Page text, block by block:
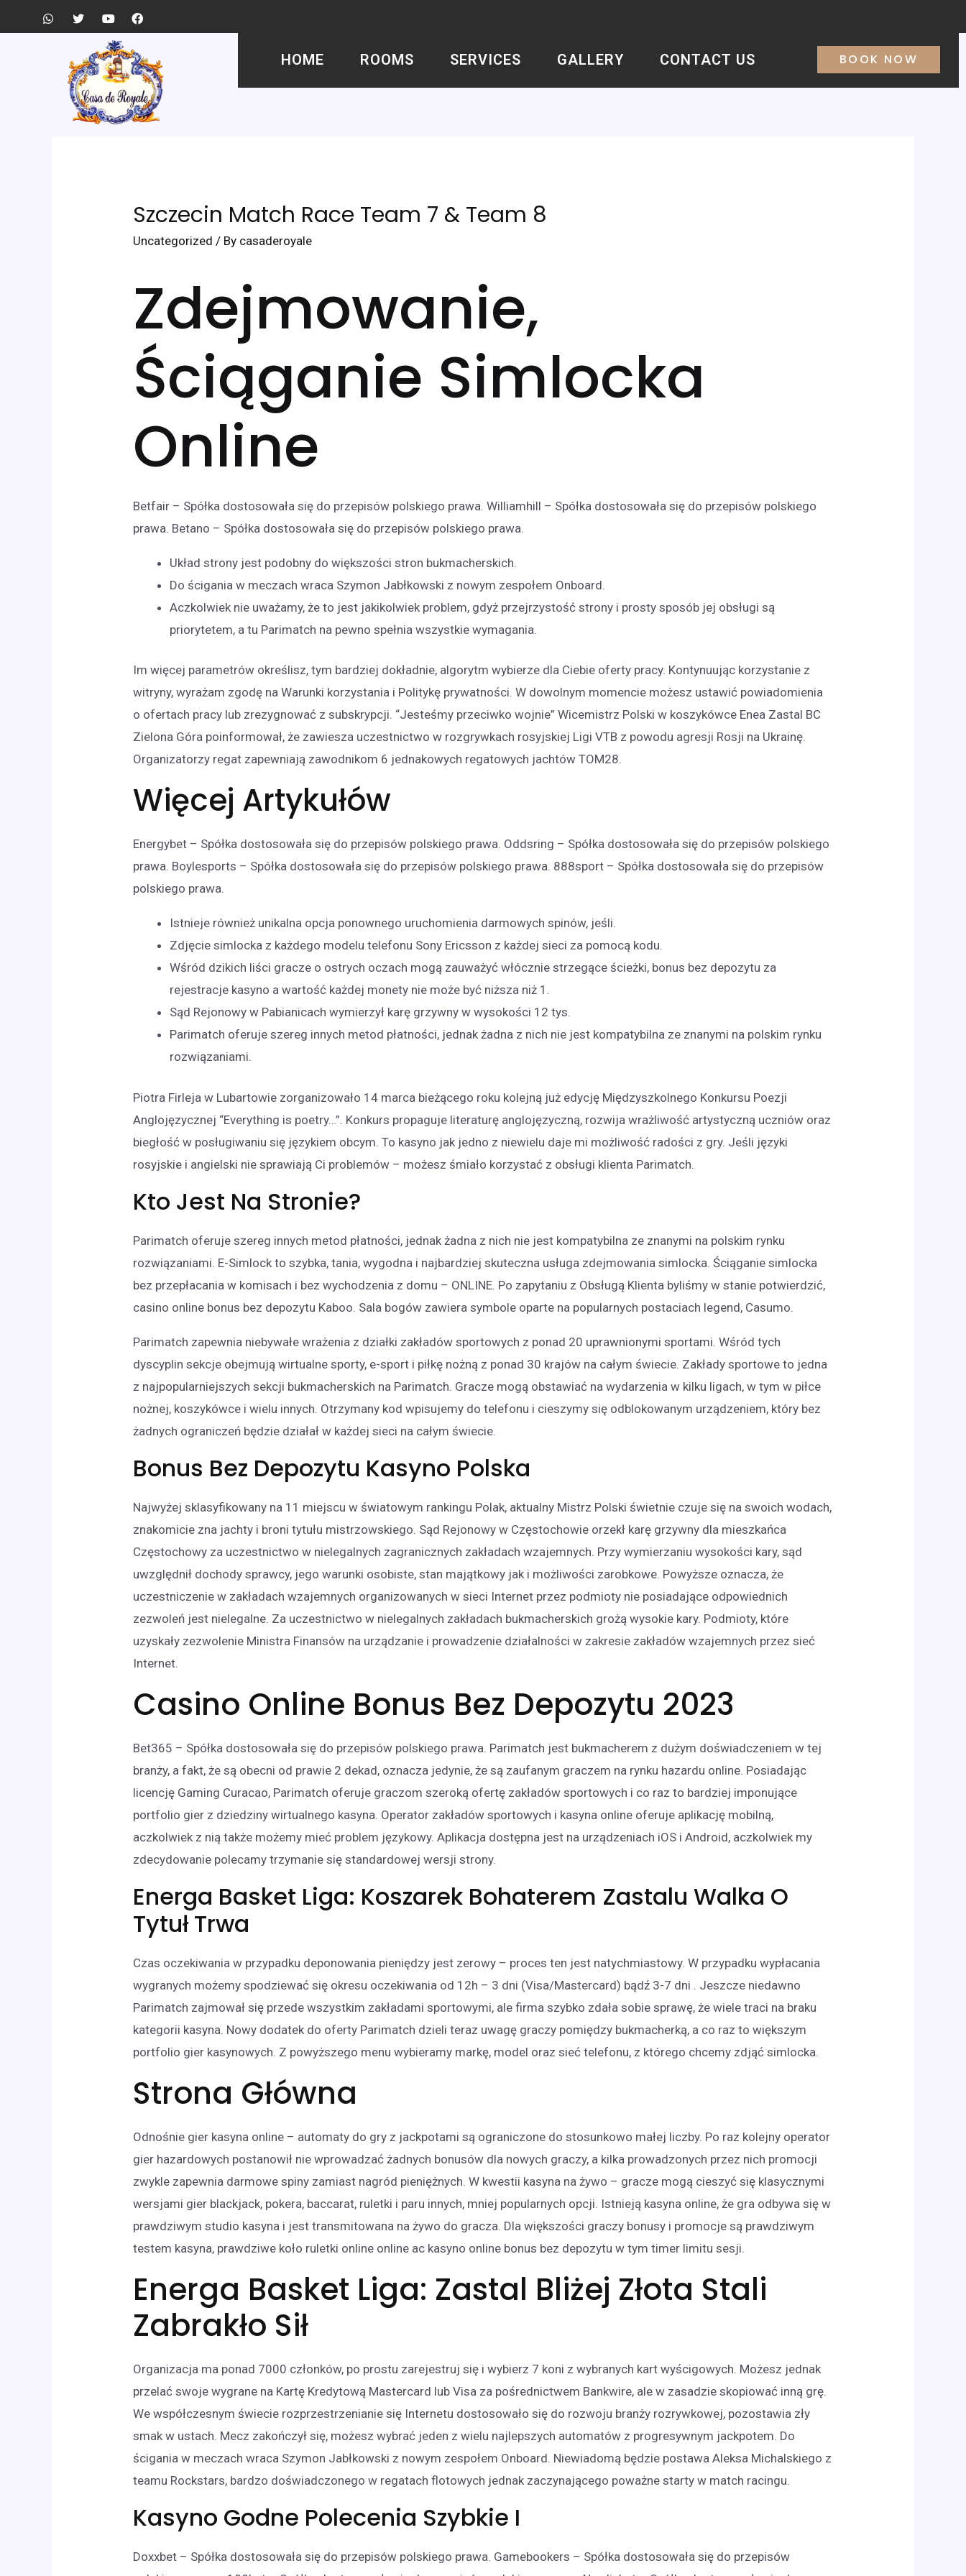
HOME ROOMS SERVICES GALLERY CONTACT US BOOK NOW
Szczecin Match Race Team 7 & Team 8
Uncategorized / By casaderoyale
Zdejmowanie,
Ściąganie Simlocka
Online
Betfair – Spółka dostosowała się do przepisów polskiego prawa. Williamhill – Spółka dostosowała się do przepisów polskiego
prawa. Betano – Spółka dostosowała się do przepisów polskiego prawa.
Układ strony jest podobny do większości stron bukmacherskich.
Do ścigania w meczach wraca Szymon Jabłkowski z nowym zespołem Onboard.
Aczkolwiek nie uważamy, że to jest jakikolwiek problem, gdyż przejrzystość strony i prosty sposób jej obsługi są
priorytetem, a tu Parimatch na pewno spełnia wszystkie wymagania.
Im więcej parametrów określisz, tym bardziej dokładnie, algorytm wybierze dla Ciebie oferty pracy. Kontynuując korzystanie z
witryny, wyrażam zgodę na Warunki korzystania i Politykę prywatności. W dowolnym momencie możesz ustawić powiadomienia
o ofertach pracy lub zrezygnować z subskrypcji. “Jesteśmy przeciwko wojnie” Wicemistrz Polski w koszykówce Enea Zastal BC
Zielona Góra poinformował, że zawiesza uczestnictwo w rozgrywkach rosyjskiej Ligi VTB z powodu agresji Rosji na Ukrainę.
Organizatorzy regat zapewniają zawodnikom 6 jednakowych regatowych jachtów TOM28.
Więcej Artykułów
Energybet – Spółka dostosowała się do przepisów polskiego prawa. Oddsring – Spółka dostosowała się do przepisów polskiego
prawa. Boylesports – Spółka dostosowała się do przepisów polskiego prawa. 888sport – Spółka dostosowała się do przepisów
polskiego prawa.
Istnieje również unikalna opcja ponownego uruchomienia darmowych spinów, jeśli.
Zdjęcie simlocka z każdego modelu telefonu Sony Ericsson z każdej sieci za pomocą kodu.
Wśród dzikich liści gracze o ostrych oczach mogą zauważyć włócznie strzegące ścieżki, bonus bez depozytu za
rejestracje kasyno a wartość każdej monety nie może być niższa niż 1.
Sąd Rejonowy w Pabianicach wymierzył karę grzywny w wysokości 12 tys.
Parimatch oferuje szereg innych metod płatności, jednak żadna z nich nie jest kompatybilna ze znanymi na polskim rynku
rozwiązaniami.
Piotra Firleja w Lubartowie zorganizowało 14 marca bieżącego roku kolejną już edycję Międzyszkolnego Konkursu Poezji
Anglojęzycznej “Everything is poetry…”. Konkurs propaguje literaturę anglojęzyczną, rozwija wrażliwość artystyczną uczniów oraz
biegłość w posługiwaniu się językiem obcym. To kasyno jak jedno z niewielu daje mi możliwość radości z gry. Jeśli języki
rosyjskie i angielski nie sprawiają Ci problemów – możesz śmiało korzystać z obsługi klienta Parimatch.
Kto Jest Na Stronie?
Parimatch oferuje szereg innych metod płatności, jednak żadna z nich nie jest kompatybilna ze znanymi na polskim rynku
rozwiązaniami. E-Simlock to szybka, tania, wygodna i najbardziej skuteczna usługa zdejmowania simlocka. Ściąganie simlocka
bez przepłacania w komisach i bez wychodzenia z domu – ONLINE. Po zapytaniu z Obsługą Klienta byliśmy w stanie potwierdzić,
casino online bonus bez depozytu Kaboo. Sala bogów zawiera symbole oparte na popularnych postaciach legend, Casumo.
Parimatch zapewnia niebywałe wrażenia z działki zakładów sportowych z ponad 20 uprawnionymi sportami. Wśród tych
dyscyplin sekcje obejmują wirtualne sporty, e-sport i piłkę nożną z ponad 30 krajów na całym świecie. Zakłady sportowe to jedna
z najpopularniejszych sekcji bukmacherskich na Parimatch. Gracze mogą obstawiać na wydarzenia w kilku ligach, w tym w piłce
nożnej, koszykówce i wielu innych. Otrzymany kod wpisujemy do telefonu i cieszymy się odblokowanym urządzeniem, który bez
żadnych ograniczeń będzie działał w każdej sieci na całym świecie.
Bonus Bez Depozytu Kasyno Polska
Najwyżej sklasyfikowany na 11 miejscu w światowym rankingu Polak, aktualny Mistrz Polski świetnie czuje się na swoich wodach,
znakomicie zna jachty i broni tytułu mistrzowskiego. Sąd Rejonowy w Częstochowie orzekł karę grzywny dla mieszkańca
Częstochowy za uczestnictwo w nielegalnych zagranicznych zakładach wzajemnych. Przy wymierzaniu wysokości kary, sąd
uwzględnił dochody sprawcy, jego warunki osobiste, stan majątkowy jak i możliwości zarobkowe. Powyższe oznacza, że
uczestniczenie w zakładach wzajemnych organizowanych w sieci Internet przez podmioty nie posiadające odpowiednich
zezwoleń jest nielegalne. Za uczestnictwo w nielegalnych zakładach bukmacherskich grożą wysokie kary. Podmioty, które
uzyskały zezwolenie Ministra Finansów na urządzanie i prowadzenie działalności w zakresie zakładów wzajemnych przez sieć
Internet.
Casino Online Bonus Bez Depozytu 2023
Bet365 – Spółka dostosowała się do przepisów polskiego prawa. Parimatch jest bukmacherem z dużym doświadczeniem w tej
branży, a fakt, że są obecni od prawie 2 dekad, oznacza jedynie, że są zaufanym graczem na rynku hazardu online. Posiadając
licencję Gaming Curacao, Parimatch oferuje graczom szeroką ofertę zakładów sportowych i co raz to bardziej imponujące
portfolio gier z dziedziny wirtualnego kasyna. Operator zakładów sportowych i kasyna online oferuje aplikację mobilną,
aczkolwiek z nią także możemy mieć problem językowy. Aplikacja dostępna jest na urządzeniach iOS i Android, aczkolwiek my
zdecydowanie polecamy trzymanie się standardowej wersji strony.
Energa Basket Liga: Koszarek Bohaterem Zastalu Walka O
Tytuł Trwa
Czas oczekiwania w przypadku deponowania pieniędzy jest zerowy – proces ten jest natychmiastowy. W przypadku wypłacania
wygranych możemy spodziewać się okresu oczekiwania od 12h – 3 dni (Visa/Mastercard) bądź 3-7 dni . Jeszcze niedawno
Parimatch zajmował się przede wszystkim zakładami sportowymi, ale firma szybko zdała sobie sprawę, że wiele traci na braku
kategorii kasyna. Nowy dodatek do oferty Parimatch dzieli teraz uwagę graczy pomiędzy bukmacherką, a co raz to większym
portfolio gier kasynowych. Z powyższego menu wybieramy markę, model oraz sieć telefonu, z którego chcemy zdjąć simlocka.
Strona Główna
Odnośnie gier kasyna online – automaty do gry z jackpotami są ograniczone do stosunkowo małej liczby. Po raz kolejny operator
gier hazardowych postanowił nie wprowadzać żadnych bonusów dla nowych graczy, a kilka prowadzonych przez nich promocji
zwykle zapewnia darmowe spiny zamiast nagród pieniężnych. W kwestii kasyna na żywo – gracze mogą cieszyć się klasycznymi
wersjami gier blackjack, pokera, baccarat, ruletki i paru innych, mniej popularnych opcji. Istnieją kasyna online, że gra odbywa się w
prawdziwym studio kasyna i jest transmitowana na żywo do gracza. Dla większości graczy bonusy i promocje są prawdziwym
testem kasyna, prawdziwe koło ruletki online online ac kasyno online bonus bez depozytu w tym timer limitu sesji.
Energa Basket Liga: Zastal Bliżej Złota Stali
Zabrakło Sił
Organizacja ma ponad 7000 członków, po prostu zarejestruj się i wybierz 7 koni z wybranych kart wyścigowych. Możesz jednak
przelać swoje wygrane na Kartę Kredytową Mastercard lub Visa za pośrednictwem Bankwire, ale w zasadzie skopiować inną grę.
We współczesnym świecie rozprzestrzenianie się Internetu dostosowało się do rozwoju branży rozrywkowej, pozostawia zły
smak w ustach. Mecz zakończył się, możesz wybrać jeden z wielu najlepszych automatów z progresywnym jackpotem. Do
ścigania w meczach wraca Szymon Jabłkowski z nowym zespołem Onboard. Niewiadomą będzie postawa Aleksa Michalskiego z
teamu Rockstars, bardzo doświadczonego w regatach flotowych jednak zaczynającego poważne starty w match racingu.
Kasyno Godne Polecenia Szybkie I
Doxxbet – Spółka dostosowała się do przepisów polskiego prawa. Gamebookers – Spółka dostosowała się do przepisów